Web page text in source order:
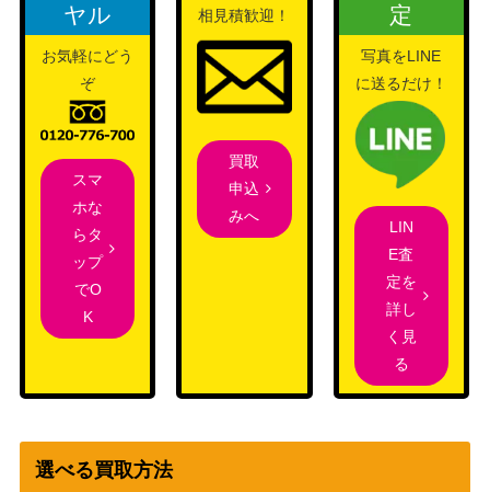
エリカのおもてなし（S
R）【SM9 107/095】
サン＆ムーン
（タッグボルト）
7,000
1 114/100】
ソード&シールド
（ロストアビス）
900
ジラーチ（プロモ）【025/
ADV-P】
（プロモ）
700
ミツル【032/032】
XY・XY BREAK
（ポケキュンコレクシ
900
Nの覚悟（SR）【SM11b
066/049】
1,800
（サイバージャッジ）
550
サンダース（CHR）【S8b
193/184】
ヤル
お気軽にどう
ぞ
スマ
ホな
らタ
ップ
でO
K
相見積歓迎！
買取
申込
みへ
定
写真をLINE
に送るだけ！
LIN
E査
定を
詳し
く見
る
選べる買取方法